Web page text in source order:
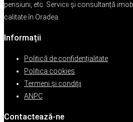
pensiuni, etc. Servicii și consultanță
calitate în Oradea.
Informații
Politică de confidențialitate
Politica cookies
Termeni şi condiţii
ANPC
Contactează-ne